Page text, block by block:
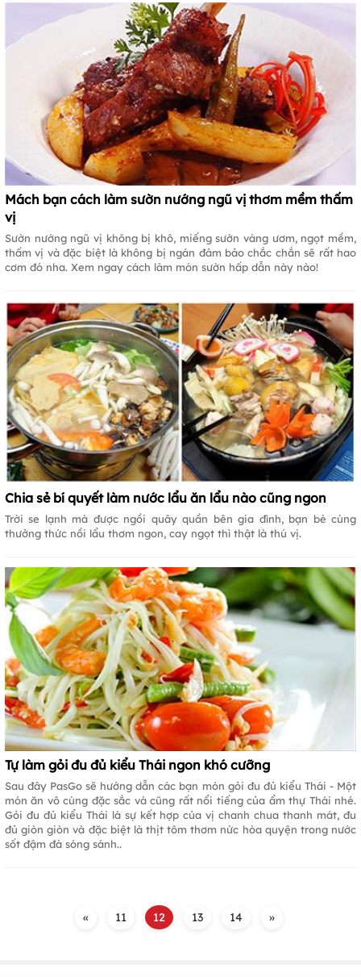
Mách bạn cách làm sườn nướng ngũ vị thơm mềm thấm
vị
Sườn nướng ngũ vị không bị khô, miếng sườn vàng ươm, ngọt mềm,
thấm vị và đặc biệt là không bị ngán đảm bảo chắc chắn sẽ rất hao
cơm đó nha. Xem ngay cách làm món sườn hấp dẫn này nào!
Chia sẻ bí quyết làm nước lẩu ăn lẩu nào cũng ngon
Trời se lạnh mà được ngồi quây quần bên gia đình, bạn bè cùng
thưởng thức nồi lẩu thơm ngon, cay ngọt thì thật là thú vị.
Tự làm gỏi đu đủ kiểu Thái ngon khó cưỡng
Sau đây PasGo sẽ hướng dẫn các bạn món gỏi đu đủ kiểu Thái - Một
món ăn vô cùng đặc sắc và cũng rất nổi tiếng của ẩm thự Thái nhé.
Gỏi đu đủ kiểu Thái là sự kết hợp của vị chanh chua thanh mát, đu
đủ giòn giòn và đặc biệt là thịt tôm thơm nức hòa quyện trong nước
sốt đậm đà sóng sánh..
« 11 12 13 14 »